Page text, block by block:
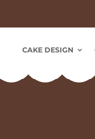
CAKE DESIGN